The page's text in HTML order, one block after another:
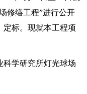
修缮工程”进行公开
定标。现就本工程项
科学研究所灯光球场